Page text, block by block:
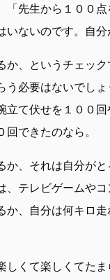
「先生から１００
ないのです。自分
、というチェッ
う必要はないでし
立て伏せを１００
できたのなら。
、それは自分が
、テレビゲームや
、自分は何キロ
くて楽しくてた